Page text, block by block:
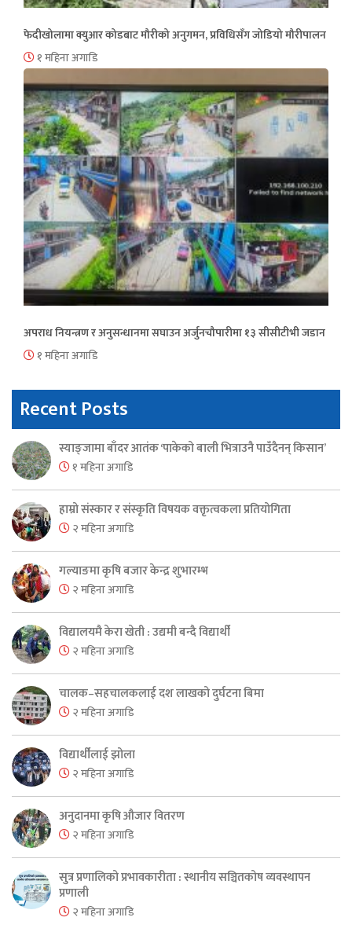
फेदीखोलामा क्युआर कोडबाट मौरीको अनुगमन, प्रविधिसँग जोडियो मौरीपालन
१ महिना अगाडि
अपराध नियन्त्रण र अनुसन्धानमा सघाउन अर्जुनचौपारीमा १३ सीसीटीभी जडान
१ महिना अगाडि
Recent Posts
स्याङ्जामा बाँदर आतंक ‘पाकेको बाली भित्राउनै पाउँदैनन् किसान’
१ महिना अगाडि
हाम्रो संस्कार र संस्कृति विषयक वक्तृत्वकला प्रतियोगिता
२ महिना अगाडि
गल्याङमा कृषि बजार केन्द्र शुभारम्भ
२ महिना अगाडि
विद्यालयमै केरा खेती : उद्यमी बन्दै विद्यार्थी
२ महिना अगाडि
चालक–सहचालकलाई दश लाखको दुर्घटना बिमा
२ महिना अगाडि
विद्यार्थीलाई झोला
२ महिना अगाडि
अनुदानमा कृषि औजार वितरण
२ महिना अगाडि
सुत्र प्रणालिको प्रभावकारीता : स्थानीय सञ्चितकोष व्यवस्थापन
प्रणाली
२ महिना अगाडि